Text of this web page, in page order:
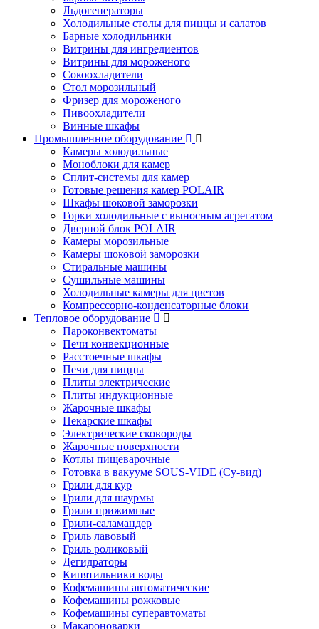
Льдогенераторы
Холодильные столы для пиццы и салатов
Барные холодильники
Витрины для ингредиентов
Витрины для мороженого
Сокоохладители
Стол морозильный
Фризер для мороженого
Пивоохладители
Винные шкафы
Промышленное оборудование
Камеры холодильные
Моноблоки для камер
Сплит-системы для камер
Готовые решения камер POLAIR
Шкафы шоковой заморозки
Горки холодильные с выносным агрегатом
Дверной блок POLAIR
Камеры морозильные
Камеры шоковой заморозки
Стиральные машины
Сушильные машины
Холодильные камеры для цветов
Компрессорно-конденсаторные блоки
Тепловое оборудование
Пароконвектоматы
Печи конвекционные
Расстоечные шкафы
Печи для пиццы
Плиты электрические
Плиты индукционные
Жарочные шкафы
Пекарские шкафы
Электрические сковороды
Жарочные поверхности
Котлы пищеварочные
Готовка в вакууме SOUS-VIDE (Су-вид)
Грили для кур
Грили для шаурмы
Грили прижимные
Грили-саламандер
Гриль лавовый
Гриль роликовый
Дегидраторы
Кипятильники воды
Кофемашины автоматические
Кофемашины рожковые
Кофемашины суперавтоматы
Макароноварки